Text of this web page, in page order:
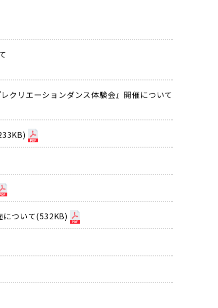
クリエーションダンス体験会』開催について
について(532KB)